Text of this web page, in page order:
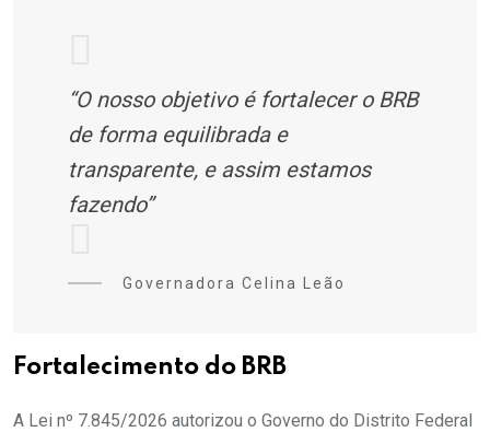
“O nosso objetivo é fortalecer o BRB
de forma equilibrada e
transparente, e assim estamos
fazendo”
Governadora Celina Leão
Fortalecimento do BRB
A Lei nº 7.845/2026 autorizou o Governo do Distrito Federal